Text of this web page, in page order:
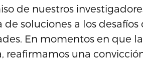
de nuestros
de soluciones a los
En momentos en que
reafirmamos una